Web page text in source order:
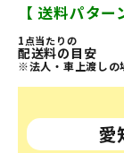
【 送料パター
1点当たりの
配送料の目安
※法人・車上渡しの
愛